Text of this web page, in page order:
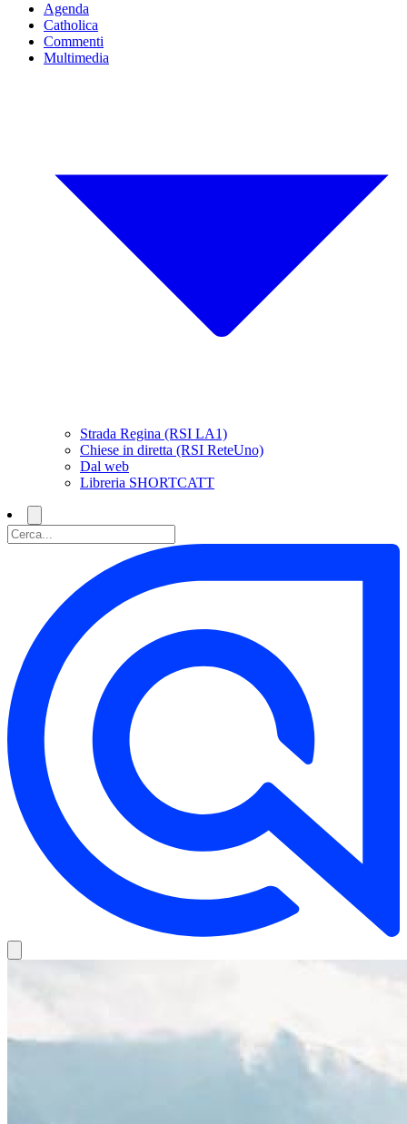
Agenda
Catholica
Commenti
Multimedia
Strada Regina (RSI LA1)
Chiese in diretta (RSI ReteUno)
Dal web
Libreria SHORTCATT